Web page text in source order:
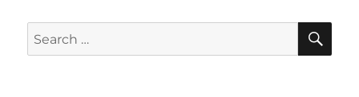
Holidays
Search
for: